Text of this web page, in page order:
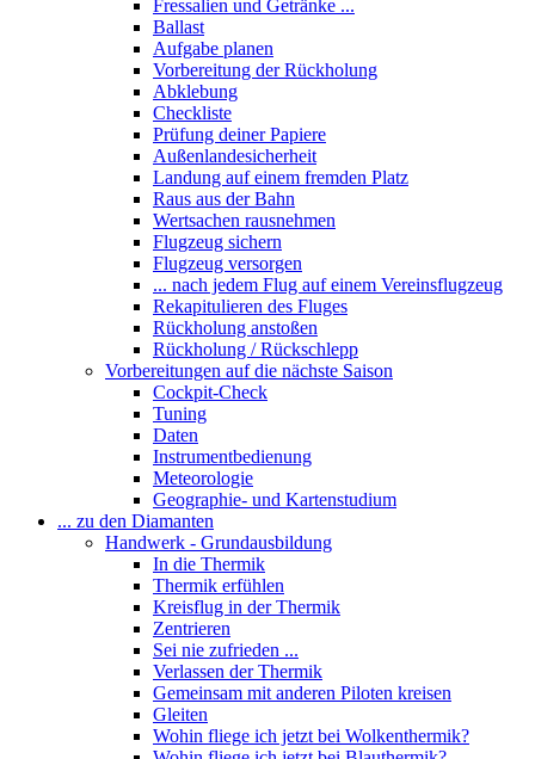
Fressalien und Getränke ...
Ballast
Aufgabe planen
Vorbereitung der Rückholung
Abklebung
Checkliste
Prüfung deiner Papiere
Außenlandesicherheit
Landung auf einem fremden Platz
Raus aus der Bahn
Wertsachen rausnehmen
Flugzeug sichern
Flugzeug versorgen
... nach jedem Flug auf einem Vereinsflugzeug
Rekapitulieren des Fluges
Rückholung anstoßen
Rückholung / Rückschlepp
Vorbereitungen auf die nächste Saison
Cockpit-Check
Tuning
Daten
Instrumentbedienung
Meteorologie
Geographie- und Kartenstudium
... zu den Diamanten
Handwerk - Grundausbildung
In die Thermik
Thermik erfühlen
Kreisflug in der Thermik
Zentrieren
Sei nie zufrieden ...
Verlassen der Thermik
Gemeinsam mit anderen Piloten kreisen
Gleiten
Wohin fliege ich jetzt bei Wolkenthermik?